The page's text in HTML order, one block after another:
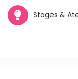
Stages &